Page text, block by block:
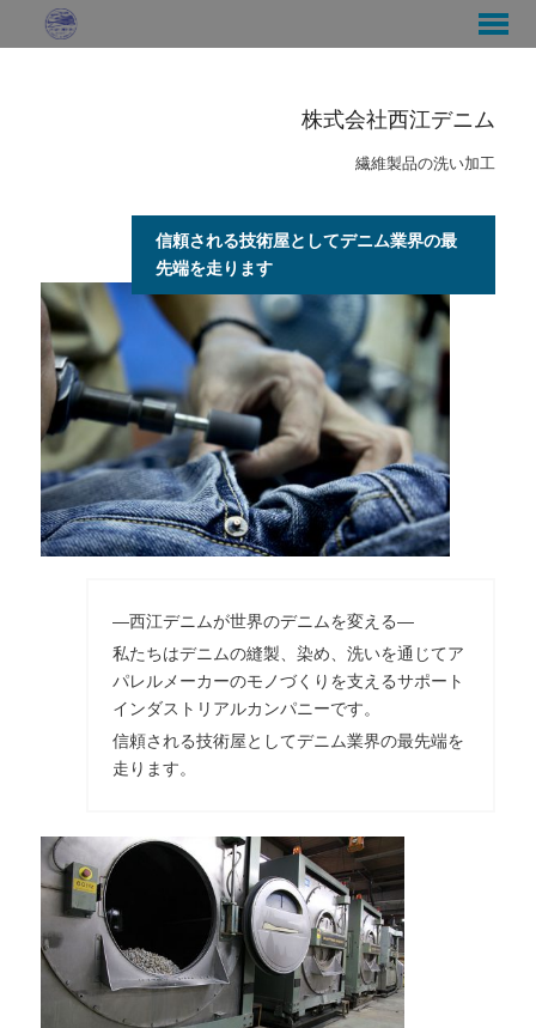
株式会社西江デニム
繊維製品の洗い加工
信頼される技術屋としてデニム業界の最
先端を走ります
―西江デニムが世界のデニムを変える―
私たちはデニムの縫製、染め、洗いを通じてア
パレルメーカーのモノづくりを支えるサポート
インダストリアルカンパニーです。
信頼される技術屋としてデニム業界の最先端を
走ります。